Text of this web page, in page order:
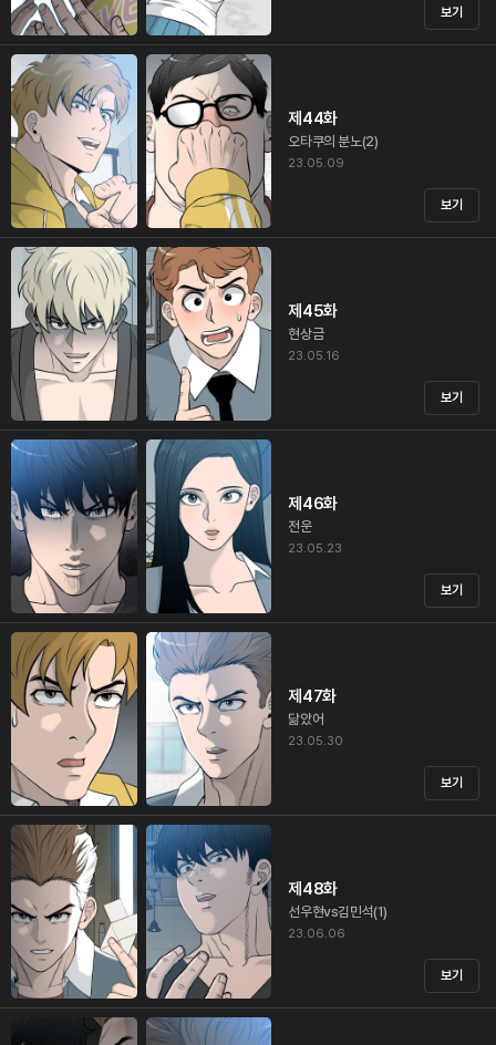
보기
제44화
오타쿠의 분노(2)
23.05.09
보기
제45화
현상금
23.05.16
보기
제46화
전운
23.05.23
보기
제47화
닮았어
23.05.30
보기
제48화
선우현vs김민석(1)
23.06.06
보기